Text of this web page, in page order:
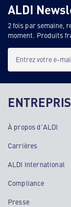
ALDI
2 fois par semaine,
moment. Produits
Entrez votre e-
À propos d'ALDI
Carrières
ALDI International
Compliance
Presse